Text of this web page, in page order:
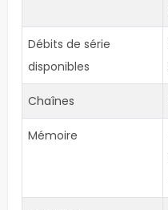
Débits de série
disponibles
Chaînes
Mémoire